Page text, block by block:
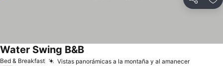
Compartir
Bed & Breakfast Vistas panorámicas a la montaña y al amanecerVer
Water Swing B&BVer precios